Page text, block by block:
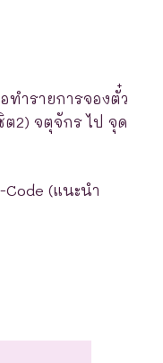
ทำรายการจองตั๋ว
2) จตุจักร ไป จุด
(แนะนำ